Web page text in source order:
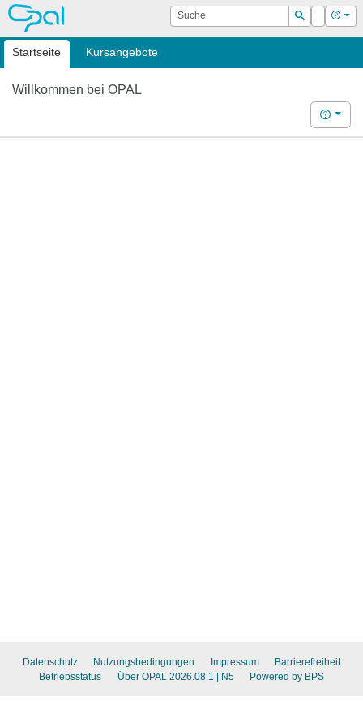
OPAL Suche
Suchen
Login Hilfe
Startseite Kursangebote
Willkommen bei OPAL
Hilfe
Datenschutz Nutzungsbedingungen Impressum
Barrierefreiheit
Betriebsstatus
Über OPAL 2026.08.1 | N5 Powered by BPS